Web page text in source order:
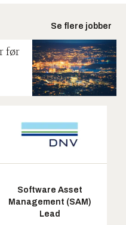
Se flere jobber
før
Software Asset
Management (SAM)
Lead